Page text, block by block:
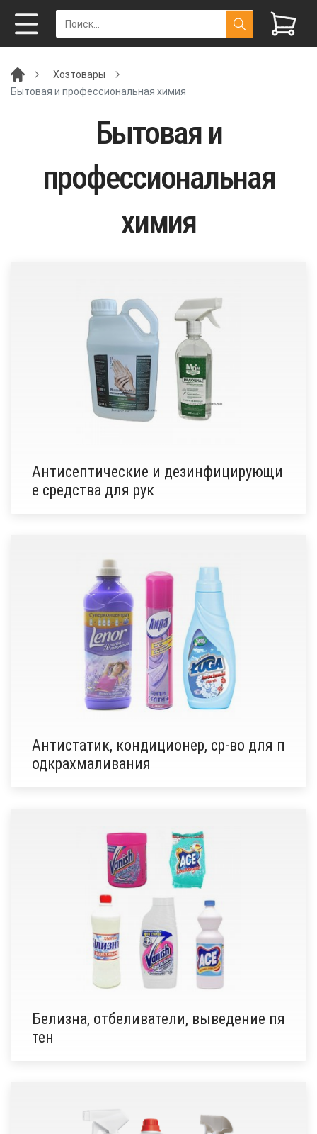
Хозтовары
Бытовая и профессиональная химия
Бытовая и
профессиональная
химия
Антисептические и дезинфицирующи
е средства для рук
Антистатик, кондиционер, ср-во для п
одкрахмаливания
Белизна, отбеливатели, выведение пя
тен